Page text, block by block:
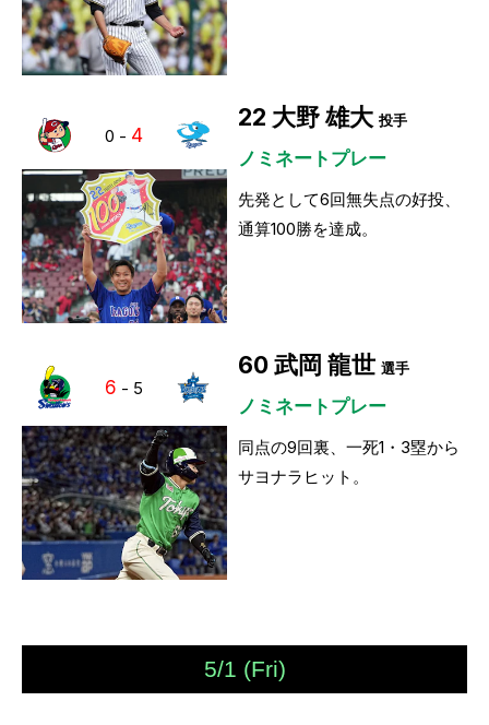
0 - 4
22 大野 雄大 投手
ノミネートプレー
先発として6回無失点の好投、
通算100勝を達成。
6 - 5
60 武岡 龍世 選手
ノミネートプレー
同点の9回裏、一死1・3塁から
サヨナラヒット。
5/1 (Fri)